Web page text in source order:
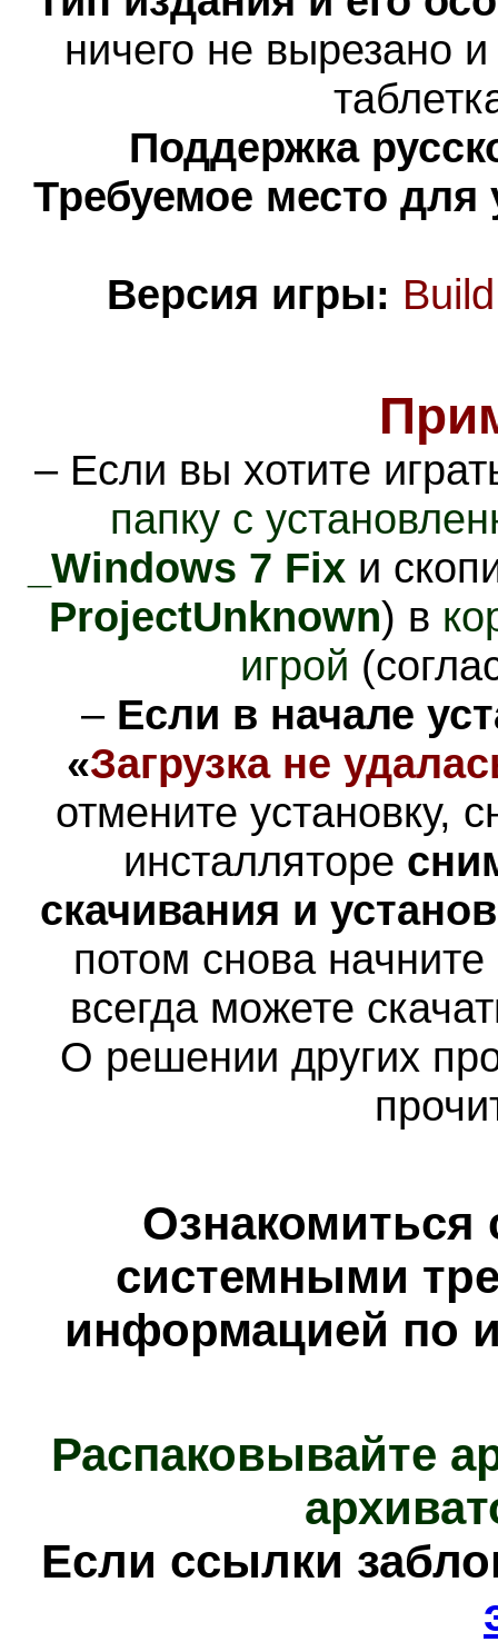
ничего не вырезано
Поддержка
Требуемое место
Версия игры:
– Если вы хотите
папку с
_Windows 7 Fixи
ProjectUnknown) в
игрой
– Если в начале
«Загрузка не
отмените установку,
инсталляторе
скачивания и
потом снова
всегда можете
О решении других
Ознакомиться
системными
информацией по
Распаковывайте
Если ссылки